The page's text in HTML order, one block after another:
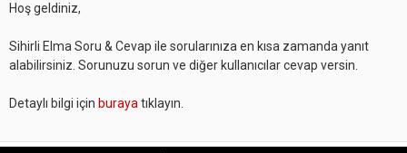
Hoş geldiniz,
Sihirli Elma Soru & Cevap ile sorularınıza en kısa zamanda yanıt
alabilirsiniz. Sorunuzu sorun ve diğer kullanıcılar cevap versin.
Detaylı bilgi için buraya tıklayın.